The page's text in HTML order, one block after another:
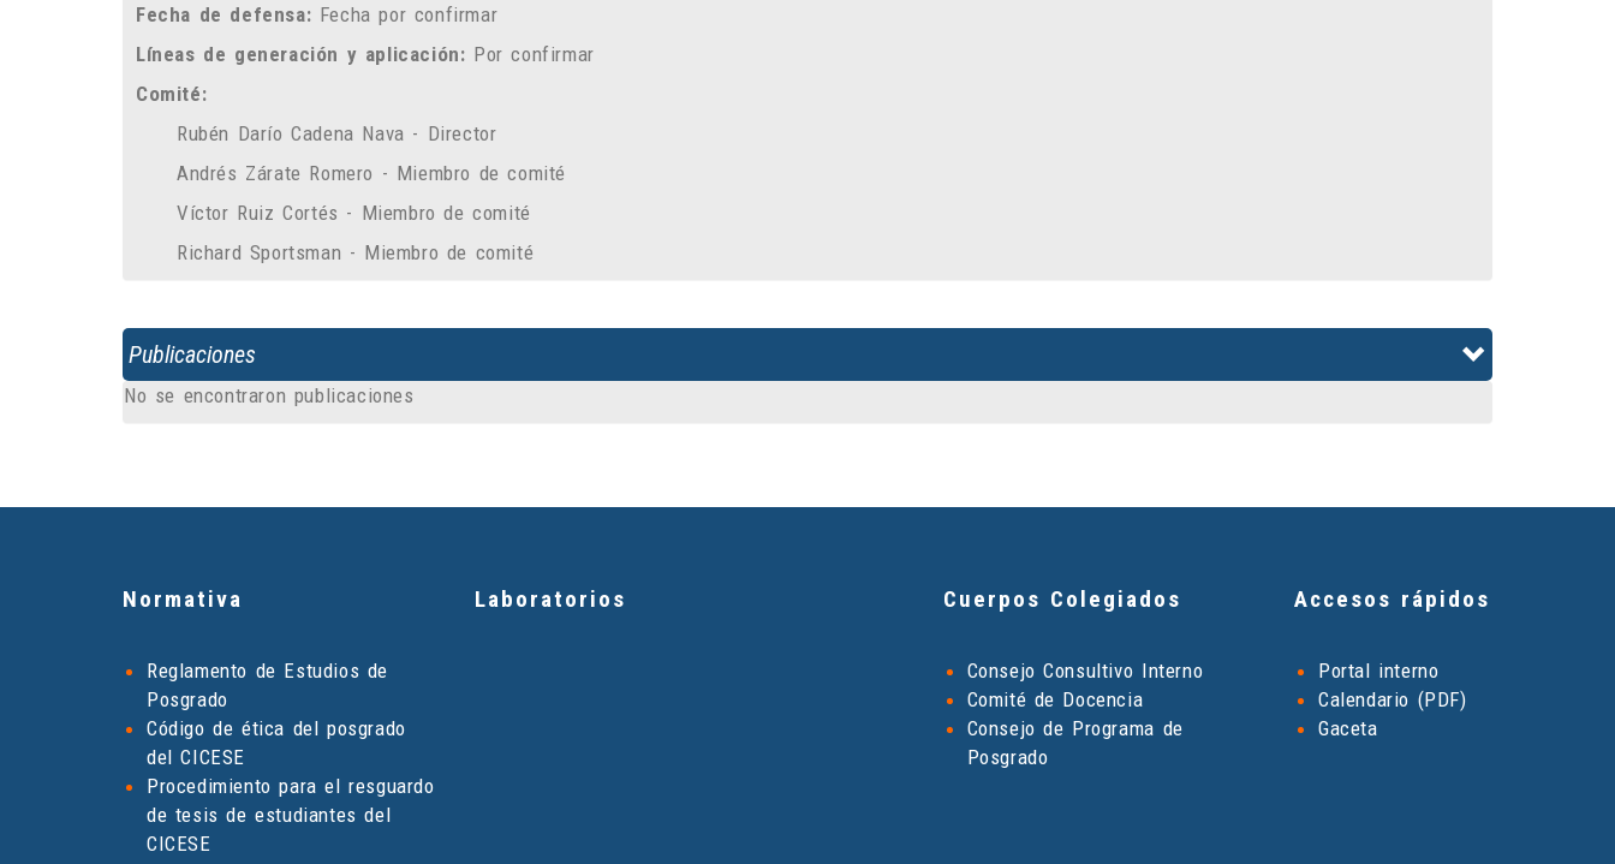
Fecha de defensa: Fecha por confirmar
Líneas de generación y aplicación: Por confirmar
Comité:
Rubén Darío Cadena Nava - Director
Andrés Zárate Romero - Miembro de comité
Víctor Ruiz Cortés - Miembro de comité
Richard Sportsman - Miembro de comité
Publicaciones
No se encontraron publicaciones
Normativa
Reglamento de Estudios de
Posgrado
Código de ética del posgrado
del CICESE
Procedimiento para el resguardo
de tesis de estudiantes del
CICESE
Laboratorios Cuerpos Colegiados
Consejo Consultivo Interno
Comité de Docencia
Consejo de Programa de
Posgrado
Accesos rápidos
Portal interno
Calendario (PDF)
Gaceta